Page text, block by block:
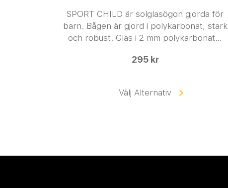
SPORT CHILD är solglasögon gjorda för
barn. Bågen är gjord i polykarbonat, stark
och robust. Glas i 2 mm polykarbonat…
295 kr
Välj Alternativ